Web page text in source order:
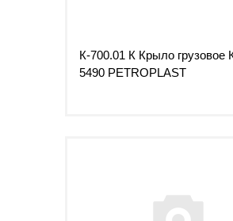
К-700.01 К Крыло
5490 PETROPLAST